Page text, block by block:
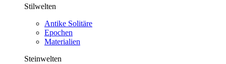
Stilwelten
Antike Solitäre
Epochen
Materialien
Steinwelten